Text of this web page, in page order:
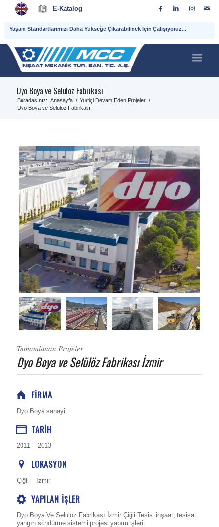
E-Katalog
Yaşam Standartlarımızı Daha Yükseğe Çıkarabilmek İçin Çalışıyoruz...
Dyo Boya ve Selüloz Fabrikası
Buradasınız: Anasayfa / Yurtiçi Devam Eden Projeler /
Dyo Boya ve Selüloz Fabrikası
Tamamlanan Projeler
Dyo Boya ve Selülöz Fabrikası İzmir
FIRMA
Dyo Boya sanayi
TARIH
2011 – 2013
LOKASYON
Çiğli – İzmir
YAPILAN İŞLER
Dyo Boya Ve Selülöz Fabrikası İzmir Çiğli Tesisi inşaat, tesisat
yangın söndürme sistemi projesi yapım işleri.